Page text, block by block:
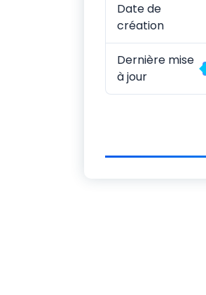
Date de
création
Dernière mise
à jour